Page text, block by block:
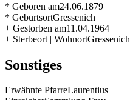
* Geboren am24.06.1879
* GeburtsortGressenich
+ Gestorben am11.04.1964
+ Sterbeort | WohnortGressenich
Sonstiges
Erwähnte PfarreLaurentius